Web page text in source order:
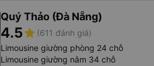
Quý Thảo (Đà Nẵng)
4.5star (611 đánh giá)
Limousine giường phòng 24 chỗ
Limousine giường nằm 34 chỗ